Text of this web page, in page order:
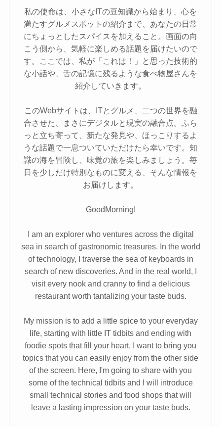
私の使命は、小さなITの豆知識から始まり、心を
満たすグルメスポットの紹介まで、あなたの日常
にちょっとしたスパイスを加えること。画面の向
こう側から、気軽に楽しめる話題を届けたいので
す。ここでは、私が「これは！」と思った技術的
な小話や、舌の記憶に残るような食べ物屋さんを
紹介していきます。
このWebサイトは、ITとグルメ、二つの世界を融
合させた、まさにデジタルと現実の融合点。ふら
っと立ち寄って、新たな発見や、ほっこりするよ
うな話題で一息ついていただけたら幸いです。知
識の海を冒険し、味覚の旅を楽しみましょう。毎
日を少しだけ特別なものに変える、そんな情報を
お届けします。
GoodMorning!
I am an explorer who ventures across the digital
sea in search of gastronomic treasures. In the world
of technology, I traverse the sea of keyboards in
search of new discoveries. And in the real world, I
visit every nook and cranny to find a delicious
restaurant worth tantalizing your taste buds.
My mission is to add a little spice to your everyday
life, starting with little IT tidbits and ending with
foodie spots that fill your heart. I want to bring you
topics that you can easily enjoy from the other side
of the screen. Here, I'm going to share with you
some of the technical tidbits and I will introduce
small technical stories and food shops that will
leave a lasting impression on your taste buds.